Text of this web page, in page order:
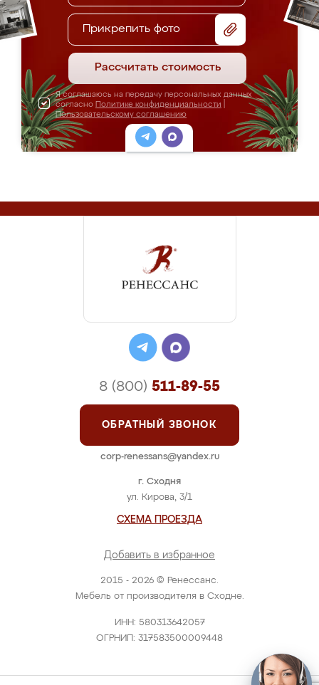
Прикрепить фото
Рассчитать стоимость
Я соглашаюсь на передачу персональных данных
согласно Политике конфиденциальности
Пользовательскому соглашению
2015 - 2026 © Ренессанс.
Мебель от производителя в Сходне.
ИНН: 580313642057
ОГРНИП: 317583500009448
г. Сходня
ул. Кирова, 3/1
СХЕМА ПРОЕЗДА
Добавить в избранное
8 (800) 511-89-55
ОБРАТНЫЙ ЗВОНОК
corp-renessans@yandex.ru